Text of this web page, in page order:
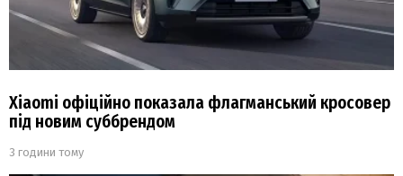
Xiaomi офіційно показала флагманський кросовер
під новим суббрендом
3 години тому